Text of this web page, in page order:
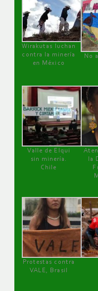
Wirakutas luchan
contra la minería
en México
No
Valle de Elqui
sin minería.
Chile
la
Protestas contra
VALE, Brasil